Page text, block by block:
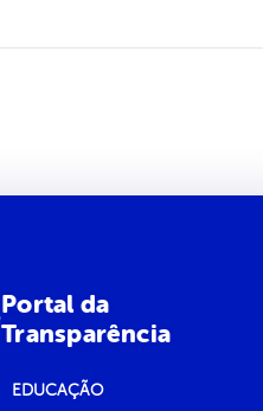
Portal da
Transparência
EDUCAÇÃO